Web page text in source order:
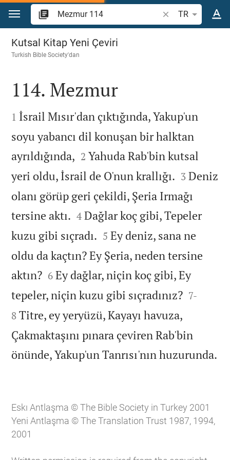
İçeriğe atla
İncil ayeti veya
TR
Mezmur 114
Kutsal Kitap Yeni Çeviri
Turkish Bible Society'dan

114. Mezmur

1 İsrail Mısır'dan çıktığında, Yakup'un
soyu yabancı dil konuşan bir halktan
ayrıldığında, 

2 Yahuda Rab'bin kutsal
yeri oldu, İsrail de O'nun krallığı. 

3 Deniz
olanı görüp geri çekildi, Şeria Irmağı
tersine aktı. 

4 Dağlar koç gibi, Tepeler
kuzu gibi sıçradı. 

5 Ey deniz, sana ne
oldu da kaçtın? Ey Şeria, neden tersine
aktın?
6 Ey dağlar, niçin koç gibi, Ey
tepeler, niçin kuzu gibi sıçradınız?
7-
8 Titre, ey yeryüzü, Kayayı havuza,
Çakmaktaşını pınara çeviren Rab'bin
önünde, Yakup'un Tanrısı'nın huzurunda.
Eskı Antlaşma © The Bible Society in Turkey 2001
Yeni Antlaşma © The Translation Trust 1987, 1994,
2001